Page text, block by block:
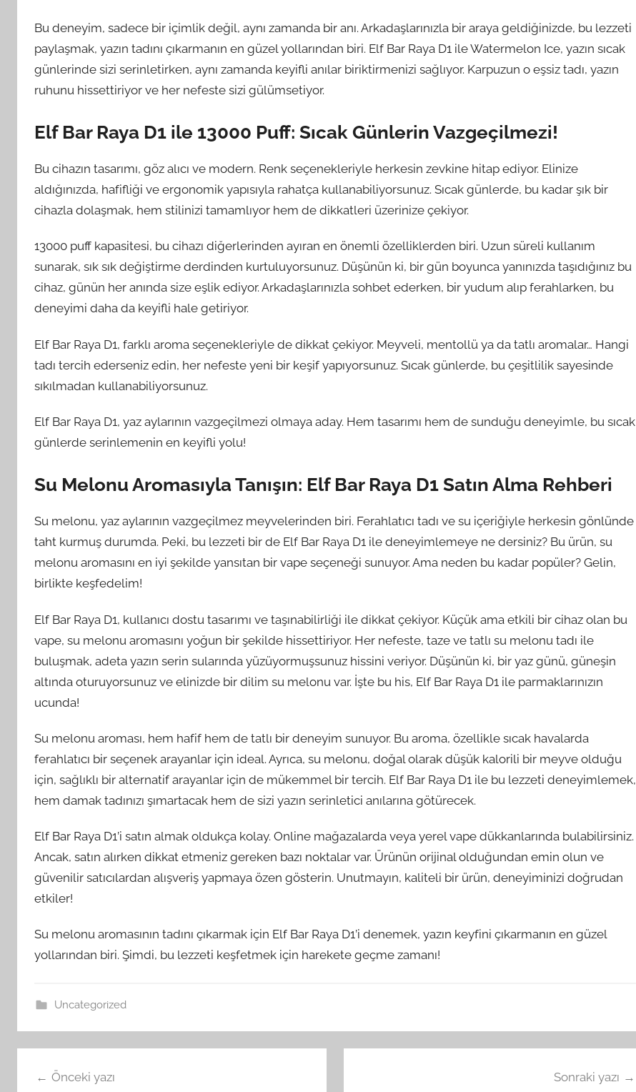
Bu deneyim, sadece bir içimlik değil, aynı zamanda bir anı. Arkadaşlarınızla bir araya geldiğinizde, bu lezzeti
paylaşmak, yazın tadını çıkarmanın en güzel yollarından biri. Elf Bar Raya D1 ile Watermelon Ice, yazın sıcak
günlerinde sizi serinletirken, aynı zamanda keyifli anılar biriktirmenizi sağlıyor. Karpuzun o eşsiz tadı, yazın
ruhunu hissettiriyor ve her nefeste sizi gülümsetiyor.
Elf Bar Raya D1 ile 13000 Puff: Sıcak Günlerin Vazgeçilmezi!
Bu cihazın tasarımı, göz alıcı ve modern. Renk seçenekleriyle herkesin zevkine hitap ediyor. Elinize
aldığınızda, hafifliği ve ergonomik yapısıyla rahatça kullanabiliyorsunuz. Sıcak günlerde, bu kadar şık bir
cihazla dolaşmak, hem stilinizi tamamlıyor hem de dikkatleri üzerinize çekiyor.
13000 puff kapasitesi, bu cihazı diğerlerinden ayıran en önemli özelliklerden biri. Uzun süreli kullanım
sunarak, sık sık değiştirme derdinden kurtuluyorsunuz. Düşünün ki, bir gün boyunca yanınızda taşıdığınız bu
cihaz, günün her anında size eşlik ediyor. Arkadaşlarınızla sohbet ederken, bir yudum alıp ferahlarken, bu
deneyimi daha da keyifli hale getiriyor.
Elf Bar Raya D1, farklı aroma seçenekleriyle de dikkat çekiyor. Meyveli, mentollü ya da tatlı aromalar… Hangi
tadı tercih ederseniz edin, her nefeste yeni bir keşif yapıyorsunuz. Sıcak günlerde, bu çeşitlilik sayesinde
sıkılmadan kullanabiliyorsunuz.
Elf Bar Raya D1, yaz aylarının vazgeçilmezi olmaya aday. Hem tasarımı hem de sunduğu deneyimle, bu sıcak
günlerde serinlemenin en keyifli yolu!
Su Melonu Aromasıyla Tanışın: Elf Bar Raya D1 Satın Alma Rehberi
Su melonu, yaz aylarının vazgeçilmez meyvelerinden biri. Ferahlatıcı tadı ve su içeriğiyle herkesin gönlünde
taht kurmuş durumda. Peki, bu lezzeti bir de Elf Bar Raya D1 ile deneyimlemeye ne dersiniz? Bu ürün, su
melonu aromasını en iyi şekilde yansıtan bir vape seçeneği sunuyor. Ama neden bu kadar popüler? Gelin,
birlikte keşfedelim!
Elf Bar Raya D1, kullanıcı dostu tasarımı ve taşınabilirliği ile dikkat çekiyor. Küçük ama etkili bir cihaz olan bu
vape, su melonu aromasını yoğun bir şekilde hissettiriyor. Her nefeste, taze ve tatlı su melonu tadı ile
buluşmak, adeta yazın serin sularında yüzüyormuşsunuz hissini veriyor. Düşünün ki, bir yaz günü, güneşin
altında oturuyorsunuz ve elinizde bir dilim su melonu var. İşte bu his, Elf Bar Raya D1 ile parmaklarınızın
ucunda!
Su melonu aroması, hem hafif hem de tatlı bir deneyim sunuyor. Bu aroma, özellikle sıcak havalarda
ferahlatıcı bir seçenek arayanlar için ideal. Ayrıca, su melonu, doğal olarak düşük kalorili bir meyve olduğu
için, sağlıklı bir alternatif arayanlar için de mükemmel bir tercih. Elf Bar Raya D1 ile bu lezzeti deneyimlemek,
hem damak tadınızı şımartacak hem de sizi yazın serinletici anılarına götürecek.
Elf Bar Raya D1’i satın almak oldukça kolay. Online mağazalarda veya yerel vape dükkanlarında bulabilirsiniz.
Ancak, satın alırken dikkat etmeniz gereken bazı noktalar var. Ürünün orijinal olduğundan emin olun ve
güvenilir satıcılardan alışveriş yapmaya özen gösterin. Unutmayın, kaliteli bir ürün, deneyiminizi doğrudan
etkiler!
Su melonu aromasının tadını çıkarmak için Elf Bar Raya D1’i denemek, yazın keyfini çıkarmanın en güzel
yollarından biri. Şimdi, bu lezzeti keşfetmek için harekete geçme zamanı!
Uncategorized
gezinmesi
Önceki yazı Sonraki yazı